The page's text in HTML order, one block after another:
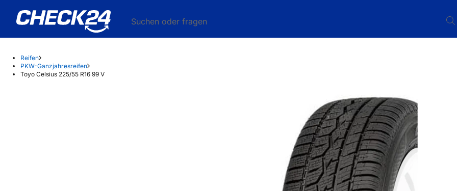
Suchen oder fragen
Reifen
PKW-Ganzjahresreifen
Toyo Celsius 225/55 R16 99 V